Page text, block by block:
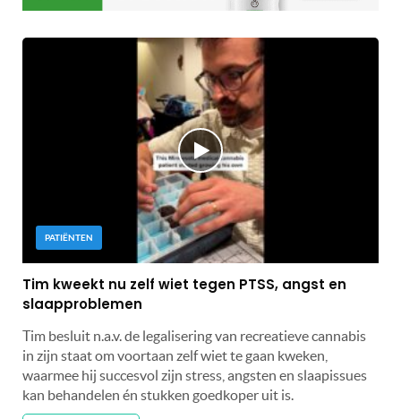
PATIËNTEN
Tim kweekt nu zelf wiet tegen PTSS, angst en
slaapproblemen
Tim besluit n.a.v. de legalisering van recreatieve cannabis
in zijn staat om voortaan zelf wiet te gaan kweken,
waarmee hij succesvol zijn stress, angsten en slaapissues
kan behandelen én stukken goedkoper uit is.